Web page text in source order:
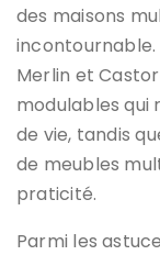
des maisons
incontournable.
Merlin et
modulables qui
de vie, tandis
de meubles
praticité.
Parmi les